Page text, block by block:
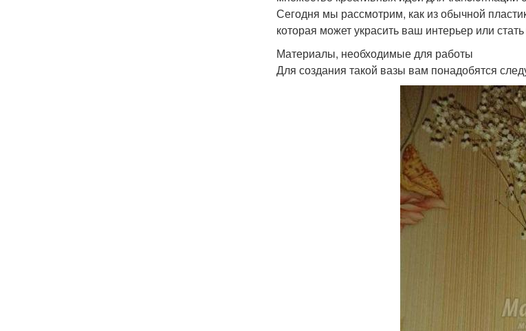
Сегодня мы рассмотрим, как из обычной
которая может украсить ваш интерьер или
Материалы, необходимые для работы
Для создания такой вазы вам понадобятся